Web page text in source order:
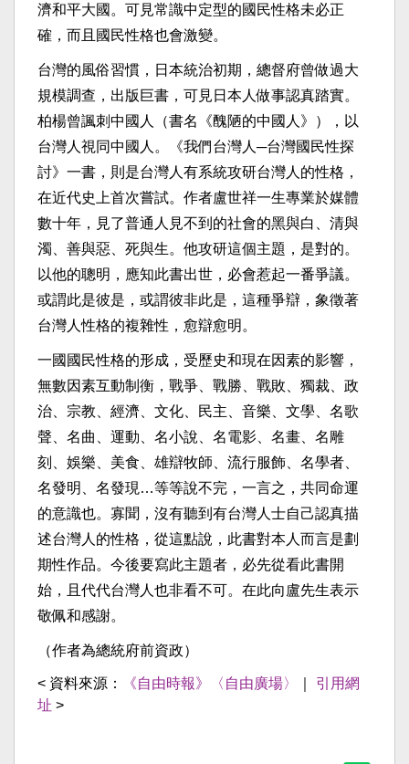
濟和平大國。可見常識中定型的國民性格未必正
確，而且國民性格也會激變。
台灣的風俗習慣，日本統治初期，總督府曾做過大
規模調查，出版巨書，可見日本人做事認真踏實。
柏楊曾諷刺中國人（書名《醜陋的中國人》），以
台灣人視同中國人。《我們台灣人─台灣國民性探
討》一書，則是台灣人有系統攻研台灣人的性格，
在近代史上首次嘗試。作者盧世祥一生專業於媒體
數十年，見了普通人見不到的社會的黑與白、清與
濁、善與惡、死與生。他攻研這個主題，是對的。
以他的聰明，應知此書出世，必會惹起一番爭議。
或謂此是彼是，或謂彼非此是，這種爭辯，象徵著
台灣人性格的複雜性，愈辯愈明。
一國國民性格的形成，受歷史和現在因素的影響，
無數因素互動制衡，戰爭、戰勝、戰敗、獨裁、政
治、宗教、經濟、文化、民主、音樂、文學、名歌
聲、名曲、運動、名小說、名電影、名畫、名雕
刻、娛樂、美食、雄辯牧師、流行服飾、名學者、
名發明、名發現…等等說不完，一言之，共同命運
的意識也。寡聞，沒有聽到有台灣人士自己認真描
述台灣人的性格，從這點說，此書對本人而言是劃
期性作品。今後要寫此主題者，必先從看此書開
始，且代代台灣人也非看不可。在此向盧先生表示
敬佩和感謝。
（作者為總統府前資政）
< 資料來源： 《自由時報》〈自由廣場〉
引用網
址 >